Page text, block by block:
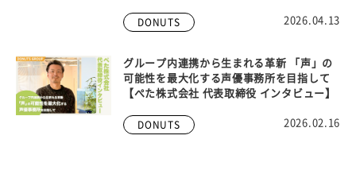
DONUTS 2026.04.13
DONUTS 2026.02.16
グループ内連携から生まれる革新 「声」の
可能性を最大化する声優事務所を目指して
【ぺた株式会社 代表取締役 インタビュー】